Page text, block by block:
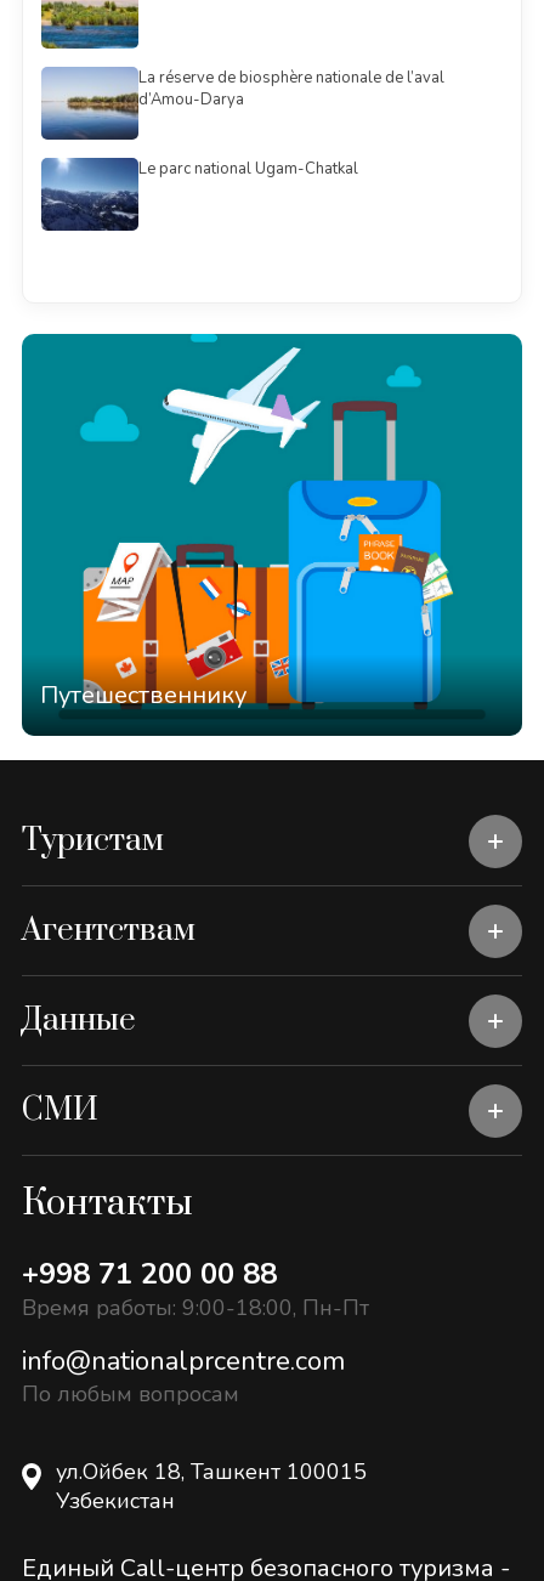
La réserve de biosphère nationale de l’aval
d’Amou-Darya
Le parc national Ugam-Chatkal
Путешественнику
Туристам
Агентствам
Данные
СМИ
Контакты
+998 71 200 00 88
Время работы: 9:00-18:00, Пн-Пт
info@nationalprcentre.com
По любым вопросам
ул.Ойбек 18, Ташкент 100015
Узбекистан
Единый Call-центр безопасного туризма -